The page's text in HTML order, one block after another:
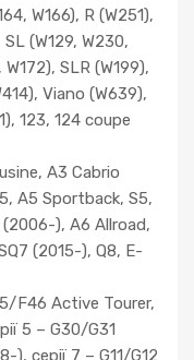
W166), R (W251),
(W129, W230,
W172), SLR (W199),
Viano (W639),
123, 124 coupe
A3 Cabrio
A5 Sportback, S5,
), A6 Allroad,
(2015-), Q8, E-
F46 Active Tourer,
5 – G30/G31
), серії 7 – G11/G12